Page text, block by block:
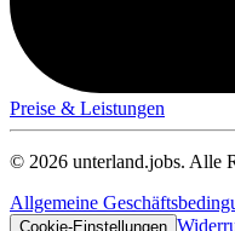
Preise & Leistungen
© 2026 unterland.jobs. Alle
Allgemeine
Cookie-Einstellungen